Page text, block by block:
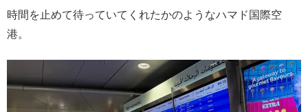
時間を止めて待っていてくれたかのようなハマド国際空
港。